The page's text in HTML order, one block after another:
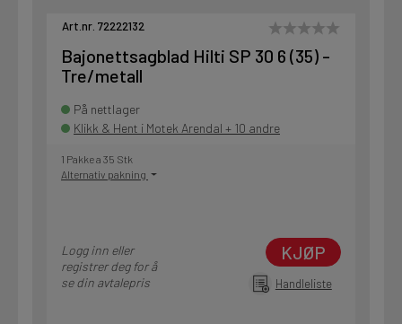
Art.nr. 72222132
Bajonettsagblad Hilti SP 30 6 (35) -
Tre/metall
På nettlager
Klikk & Hent i Motek Arendal + 10 andre
1 Pakke a 35 Stk
Alternativ pakning
Logg inn eller
registrer deg for å
se din avtalepris
KJØP
Handleliste